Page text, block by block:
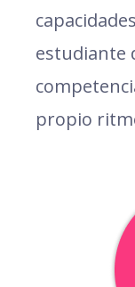
estudiante
propio